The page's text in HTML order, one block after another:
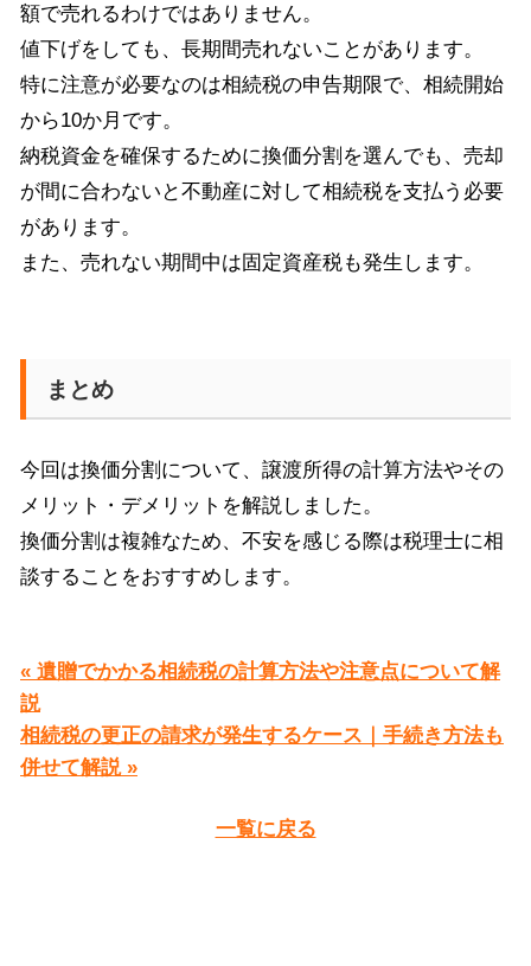
額で売れるわけではありません。
値下げをしても、長期間売れないことがあります。
特に注意が必要なのは相続税の申告期限で、相続開始
から10か月です。
納税資金を確保するために換価分割を選んでも、売却
が間に合わないと不動産に対して相続税を支払う必要
があります。
また、売れない期間中は固定資産税も発生します。
まとめ
今回は換価分割について、譲渡所得の計算方法やその
メリット・デメリットを解説しました。
換価分割は複雑なため、不安を感じる際は税理士に相
談することをおすすめします。
« 遺贈でかかる相続税の計算方法や注意点について解
説
相続税の更正の請求が発生するケース｜手続き方法も
併せて解説 »
一覧に戻る